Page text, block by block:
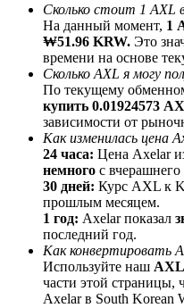
Реферал
Пригласите друга,
вознаграждения
Deposit CASHCAT & Win
Сколько стоит 1 AXL
На данный момент, 1
₩51.96 KRW. Это
времени на основе
Сколько AXL я могу
По текущему
купить 0.01924573
зависимости от
Как изменилась цена
24 часа: Цена Axelar
немного с вчерашнего
30 дней: Курс AXL к
прошлым месяцем.
1 год: Axelar показал
последний год.
Как конвертировать
Используйте наш
части этой страницы,
Axelar в South Korean